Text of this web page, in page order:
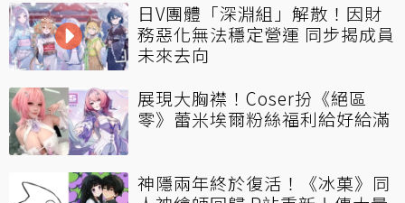
日V團體「深淵組」解散！因財
務惡化無法穩定營運 同步揭成員
未來去向
展現大胸襟！Coser扮《絕區
零》蕾米埃爾粉絲福利給好給滿
神隱兩年終於復活！《冰菓》同